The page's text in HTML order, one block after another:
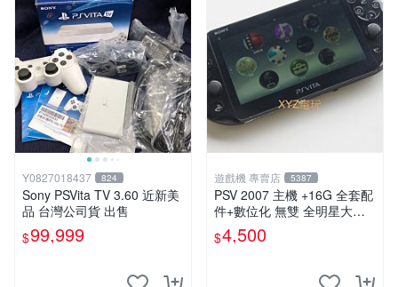
Y0827018437 824
Sony PSVita TV 3.60 近新美
品 台灣公司貨 出售
$99,999
遊戲機 專賣店 5387
PSV 2007 主機 +16G 全套配
件+數位化 無雙 全明星大亂
$4,500